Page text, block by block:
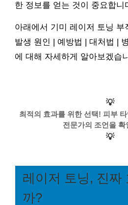
한 정보를 얻는 것이 중요합니
아래에서 기미 레이저 토닝 부
발생 원인 | 예방법 | 대처법 |
에 대해 자세하게 알아보겠습
💡
최적의 효과를 위한 선택! 피부
전문가의 조언을 확
💡
레이저 토닝, 진짜
까?